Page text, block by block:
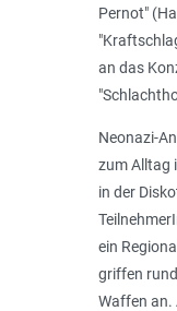
Pernot"
an das
Neonazi-
zum Alltag
in der
ein
griffen
Waffen an.